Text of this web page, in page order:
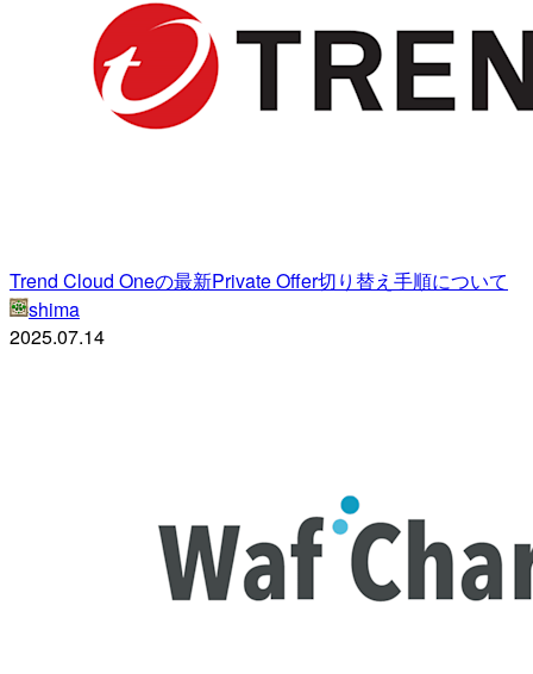
Trend Cloud Oneの最新Private Offer切り替え手順について
shima
2025.07.14